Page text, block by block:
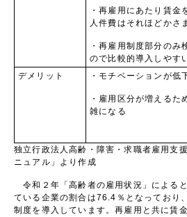
・再雇用にあたり賃金
人件費はそれほどかさ
・再雇用制度部分のみ
ので比較的導入しやす
デメリット ・モチベーションが低
・雇用区分が増えるた
雑になる
独立行政法人高齢・障害・求職者雇用支
ニュアル」より作成
令和２年「高齢者の雇用状況」による
ている企業の割合は76.4％となっており
制度を導入しています。再雇用と共に賃